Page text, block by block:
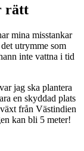
rätt
mina misstankar
utrymme som
inte vattna i tid
jag ska plantera
en skyddad plats
från Västindien
kan bli 5 meter!